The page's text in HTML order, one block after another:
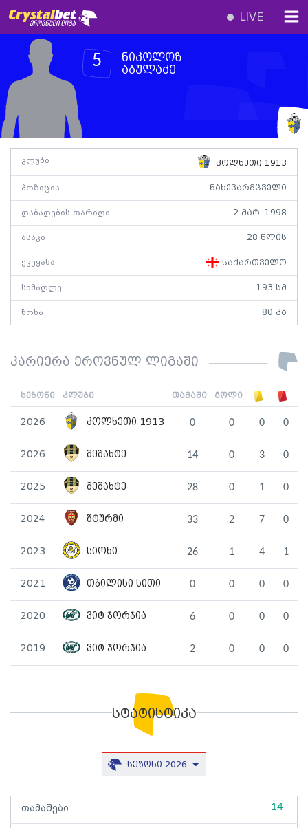
LIVE
5
ნიკოლოზ
აბულაძე
კლუბი კოლხეთი 1913
პოზიცია ნახევარმცველი
დაბადების თარიღი 2 მარ. 1998
ასაკი 28 წლის
ქვეყანა საქართველო
სიმაღლე 193 სმ
წონა 80 კგ
კარიერა ეროვნულ ლიგაში
სეზონი კლუბი თამაში გოლი
2026 კოლხეთი 1913 0 0 0 0
2026 მეშახტე 14 0 3 0
2025 მეშახტე 28 0 1 0
2024 შტურმი 33 2 7 0
2023 სიონი 26 1 4 1
2021 თბილისი სითი 0 0 0 0
2020 ვიტ ჯორჯია 6 0 0 0
2019 ვიტ ჯორჯია 2 0 0 0
სტატისტიკა
სეზონი 2026
თამაშები 14